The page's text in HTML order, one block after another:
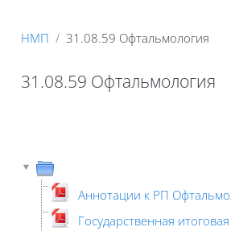
НМП 31.08.59 Офтальмология
31.08.59 Офтальмология
Аннотации к РП
Государственная